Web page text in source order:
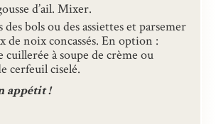
d’ail. Mixer.
bols ou des assiettes et parsemer
de noix concassés. En option :
cuillerée à soupe de crème ou
cerfeuil ciselé.
appétit !